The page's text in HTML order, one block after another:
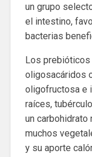
un grupo
el intestino,
bacterias
Los
oligosacáridos
oligofructosa e
raíces,
un
muchos
y su aporte